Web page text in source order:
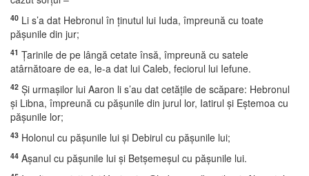
40 Li s’a dat Hebronul în ţinutul lui Iuda, împreună cu toate
păşunile din jur;
41 Ţarinile de pe lângă cetate însă, împreună cu satele
atârnătoare de ea, le-a dat lui Caleb, feciorul lui Iefune.
42 Şi urmaşilor lui Aaron li s’au dat cetăţile de scăpare: Hebronul
şi Libna, împreună cu păşunile din jurul lor, Iatirul şi Eştemoa cu
păşunile lor;
43 Holonul cu păşunile lui şi Debirul cu păşunile lui;
44 Aşanul cu păşunile lui şi Betşemeşul cu păşunile lui.